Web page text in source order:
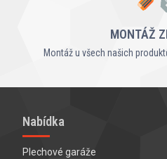
MONTÁŽ
Montáž u všech našich
Nabídka
Plechové garáže